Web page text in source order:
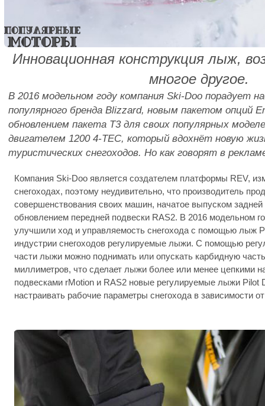
Инновационная конструкция лыж,
многое другое.
В 2016 модельном году компания Ski-Doo порадует
популярного бренда Blizzard, новым пакетом опций
обновлением пакета T3 для своих популярных
двигателем 1200 4-TEC, который вдохнёт новую
туристических снегоходов. Но как говорят в
Компания Ski-Doo является создателем платформы REV,
снегоходах, поэтому неудивительно, что производитель
совершенствования своих машин, начатое выпуском задней
обновлением передней подвески RAS2. В 2016 модельном
улучшили ход и управляемость снегохода с помощью лыж
индустрии снегоходов регулируемые лыжи. С помощью
части лыжи можно поднимать или опускать карбидную
миллиметров, что сделает лыжи более или менее цепкими
подвесками rMotion и RAS2 новые регулируемые лыжи Pilot
настраивать рабочие параметры снегохода в зависимости